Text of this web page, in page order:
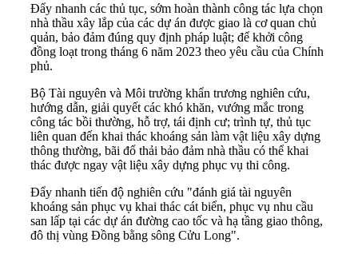
Đẩy nhanh các thủ tục, sớm hoàn thành công tác lựa chọn
nhà thầu xây lắp của các dự án được giao là cơ quan chủ
quản, bảo đảm đúng quy định pháp luật; để khởi công
đồng loạt trong tháng 6 năm 2023 theo yêu cầu của Chính
phủ.
Bộ Tài nguyên và Môi trường khẩn trương nghiên cứu,
hướng dẫn, giải quyết các khó khăn, vướng mắc trong
công tác bồi thường, hỗ trợ, tái định cư; trình tự, thủ tục
liên quan đến khai thác khoáng sản làm vật liệu xây dựng
thông thường, bãi đổ thải bảo đảm nhà thầu có thể khai
thác được ngay vật liệu xây dựng phục vụ thi công.
Đẩy nhanh tiến độ nghiên cứu "đánh giá tài nguyên
khoáng sản phục vụ khai thác cát biển, phục vụ nhu cầu
san lấp tại các dự án đường cao tốc và hạ tầng giao thông,
đô thị vùng Đồng bằng sông Cửu Long".